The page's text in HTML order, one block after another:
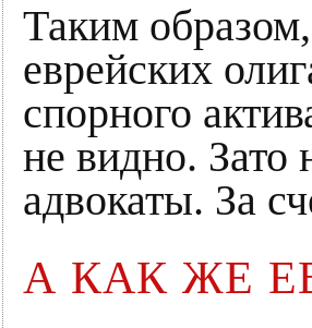
Таким
еврейских
спорного
не видно. Зато
адвокаты. За
А КАК ЖЕ